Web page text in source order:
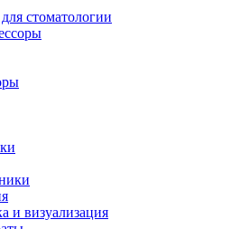
стоматологии
и визуализация